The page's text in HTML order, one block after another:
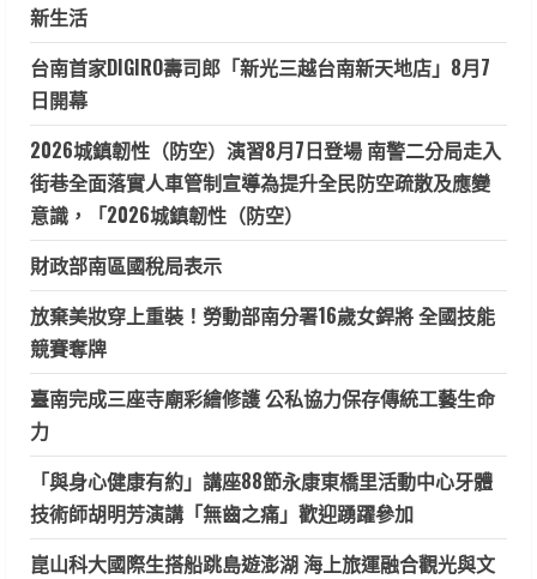
新生活
台南首家DIGIRO壽司郎「新光三越台南新天地店」8月7
日開幕
2026城鎮韌性（防空）演習8月7日登場 南警二分局走入
街巷全面落實人車管制宣導為提升全民防空疏散及應變
意識，「2026城鎮韌性（防空）
財政部南區國稅局表示
放棄美妝穿上重裝！勞動部南分署16歲女銲將 全國技能
競賽奪牌
臺南完成三座寺廟彩繪修護 公私協力保存傳統工藝生命
力
「與身心健康有約」講座88節永康東橋里活動中心牙體
技術師胡明芳演講「無齒之痛」歡迎踴躍參加
崑山科大國際生搭船跳島遊澎湖 海上旅運融合觀光與文